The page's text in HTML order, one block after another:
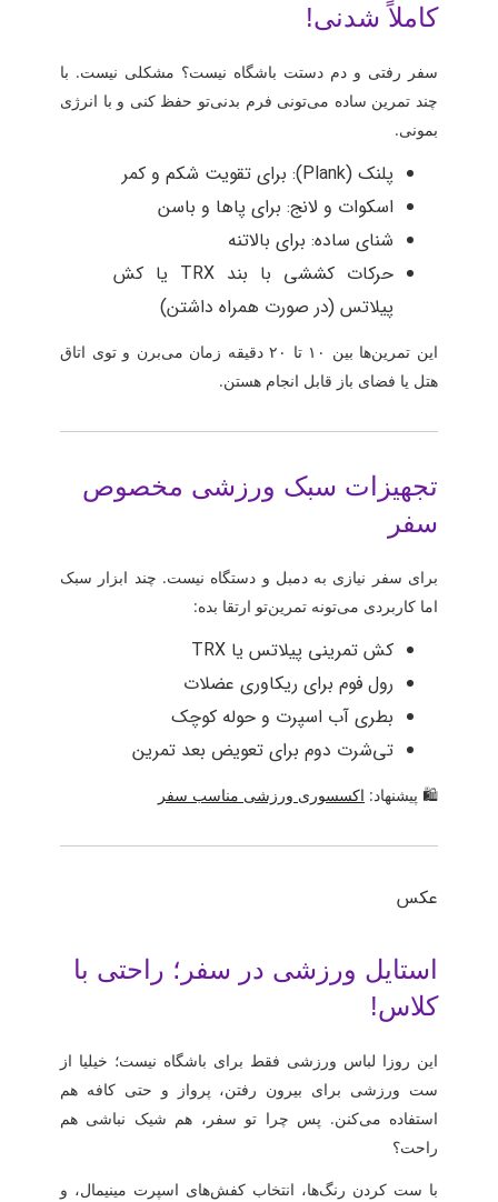
کاملاً شدنی!
سفر رفتی و دم دستت باشگاه نیست؟ مشکلی نیست. با
چند تمرین ساده می‌تونی فرم بدنی‌تو حفظ کنی و با انرژی
بمونی.
پلنک (Plank): برای تقویت شکم و کمر
اسکوات و لانج: برای پاها و باسن
شنای ساده: برای بالاتنه
حرکات کششی با بند TRX یا کش
پیلاتس (در صورت همراه داشتن)
این تمرین‌ها بین ۱۰ تا ۲۰ دقیقه زمان می‌برن و توی اتاق
هتل یا فضای باز قابل انجام هستن.
تجهیزات سبک ورزشی مخصوص
سفر
برای سفر نیازی به دمبل و دستگاه نیست. چند ابزار سبک
اما کاربردی می‌تونه تمرین‌تو ارتقا بده:
کش تمرینی پیلاتس یا TRX
رول فوم برای ریکاوری عضلات
بطری آب اسپرت و حوله کوچک
تی‌شرت دوم برای تعویض بعد تمرین
🛍 پیشنهاد: اکسسوری ورزشی مناسب سفر
عکس
استایل ورزشی در سفر؛ راحتی با
کلاس!
این روزا لباس ورزشی فقط برای باشگاه نیست؛ خیلیا از
ست ورزشی برای بیرون رفتن، پرواز و حتی کافه هم
استفاده می‌کنن. پس چرا تو سفر، هم شیک نباشی هم
راحت؟
با ست‌ کردن رنگ‌ها، انتخاب کفش‌های اسپرت مینیمال، و